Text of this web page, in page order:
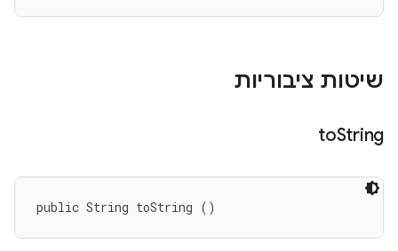
שיטות ציבוריות
toString
public String toString ()